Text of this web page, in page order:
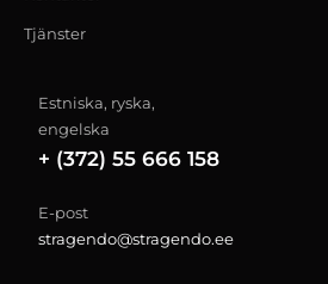
Tjänster
Estniska, ryska,
engelska
+ (372) 55 666 158
E-post
stragendo@stragendo.ee